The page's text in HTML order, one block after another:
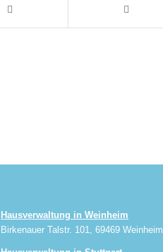
Hausverwaltung in Weinheim
Birkenauer Talstr. 101, 69469 Weinheim